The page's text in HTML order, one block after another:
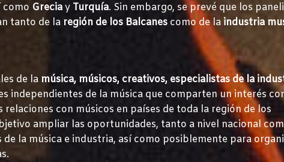
como Greciay Turquía. Sin embargo, se prevé que los
tanto de la región de los Balcanes como de la industria
de la música, músicos, creativos, especialistas de la
independientes de la música que comparten un interés
con músicos en países de toda la región de los
ampliar las oportunidades, tanto a nivel nacional
la música e industria, así como posiblemente para